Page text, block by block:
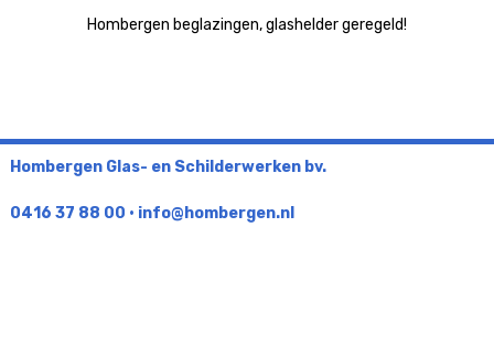
Hombergen beglazingen, glashelder geregeld!
Hombergen Glas- en Schilderwerken bv.
0416 37 88 00 • info@hombergen.nl